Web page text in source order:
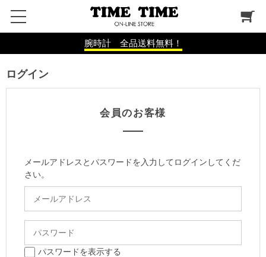
腕時計 全品送料無料！
ログイン
会員のお客様
メールアドレスとパスワードを入力してログインしてくだ
さい。
パスワードを表示する